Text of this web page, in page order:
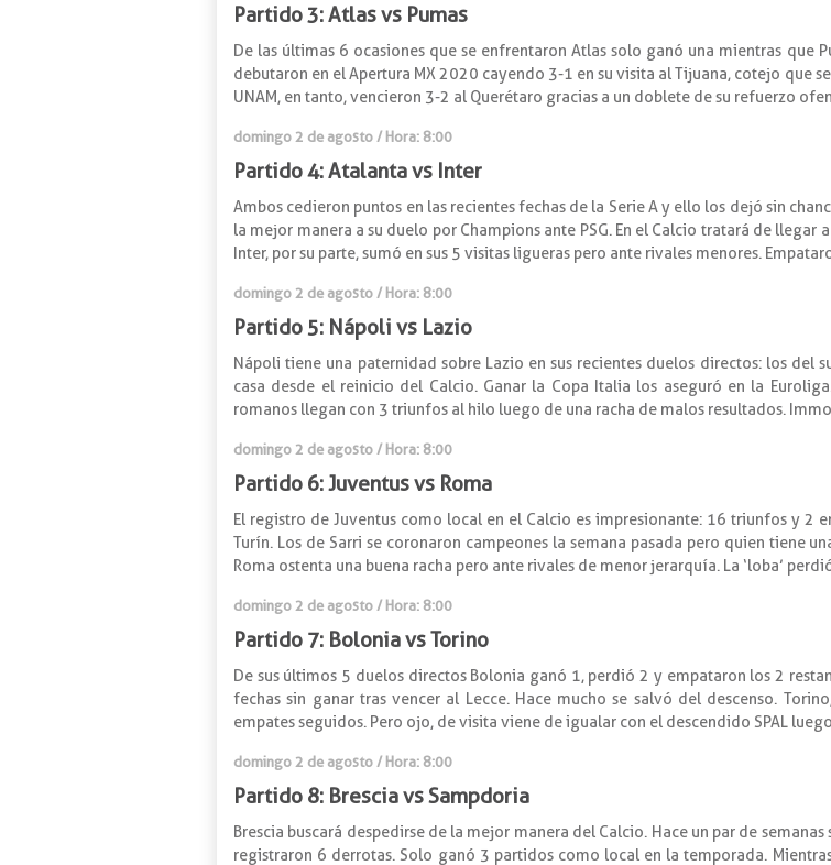
Partido 3: Atlas vs Pumas
De las últimas 6 ocasiones que se enfrentaron Atlas solo ganó una mientras que
debutaron en el Apertura MX 2020 cayendo 3-1 en su visita al Tijuana, cotejo que
UNAM, en tanto, vencieron 3-2 al Querétaro gracias a un doblete de su refuerzo
domingo 2 de agosto / Hora: 8:00
Partido 4: Atalanta vs Inter
Ambos cedieron puntos en las recientes fechas de la Serie A y ello los dejó sin
la mejor manera a su duelo por Champions ante PSG. En el Calcio tratará de
Inter, por su parte, sumó en sus 5 visitas ligueras pero ante rivales menores.
domingo 2 de agosto / Hora: 8:00
Partido 5: Nápoli vs Lazio
Nápoli tiene una paternidad sobre Lazio en sus recientes duelos directos: los del
casa desde el reinicio del Calcio. Ganar la Copa Italia los aseguró en la
romanos llegan con 3 triunfos al hilo luego de una racha de malos resultados.
domingo 2 de agosto / Hora: 8:00
Partido 6: Juventus vs Roma
El registro de Juventus como local en el Calcio es impresionante: 16 triunfos y 2
Turín. Los de Sarri se coronaron campeones la semana pasada pero quien tiene
Roma ostenta una buena racha pero ante rivales de menor jerarquía. La ‘loba’
domingo 2 de agosto / Hora: 8:00
Partido 7: Bolonia vs Torino
De sus últimos 5 duelos directos Bolonia ganó 1, perdió 2 y empataron los 2
fechas sin ganar tras vencer al Lecce. Hace mucho se salvó del descenso.
empates seguidos. Pero ojo, de visita viene de igualar con el descendido SPAL
domingo 2 de agosto / Hora: 8:00
Partido 8: Brescia vs Sampdoria
Brescia buscará despedirse de la mejor manera del Calcio. Hace un par de
registraron 6 derrotas. Solo ganó 3 partidos como local en la temporada.